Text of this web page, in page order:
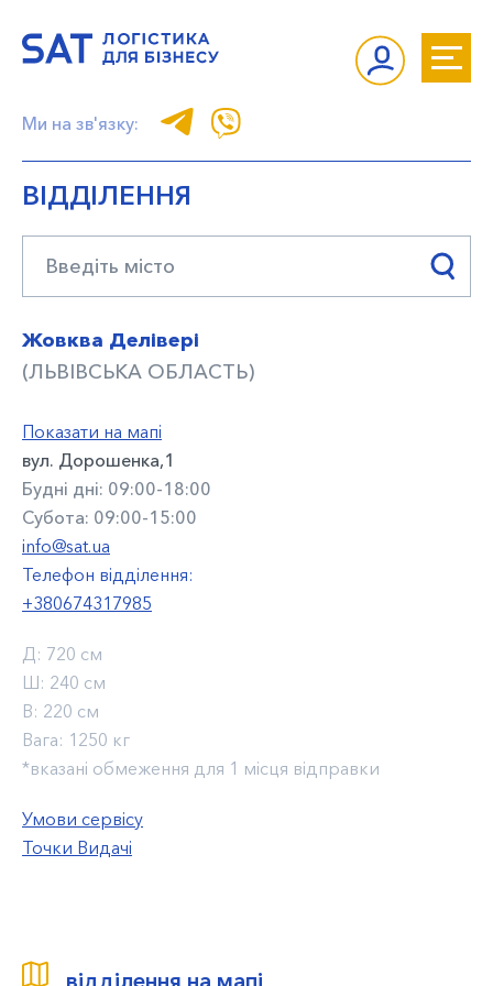
Ми на зв'язку:
ВІДДІЛЕННЯ
Жовква Делівері
(ЛЬВІВСЬКА ОБЛАСТЬ)
Показати на мапі
вул. Дорошенка,1
Будні дні: 09:00-18:00
Субота: 09:00-15:00
info@sat.ua
Телефон відділення:
+380674317985
Д: 720 см
Ш: 240 см
В: 220 см
Вага: 1250 кг
*вказані обмеження для 1 місця відправки
Умови сервісу
Точки Видачі
відділення на мапі